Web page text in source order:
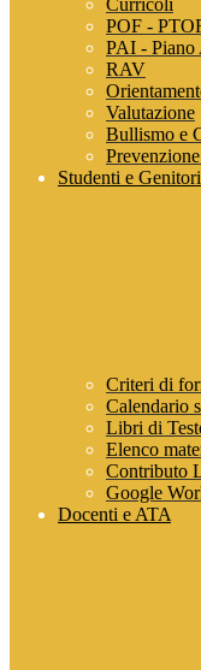
Curricoli
POF -
PAI - Piano
RAV
Valutazione
Bullismo e
Studenti e Genitori
Criteri di
Calendario
Libri di
Elenco
Contributo
Google
Docenti e ATA